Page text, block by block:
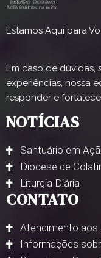
Estamos Aqui para
Em caso de
experiências, nossa
responder e
NOTÍCIAS
Santuário em
Diocese de
Liturgia Diária
CONTATO
Atendimento aos
Informações